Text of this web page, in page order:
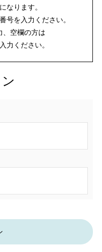
なります。
号を入力ください。
、空欄の方は
力ください。